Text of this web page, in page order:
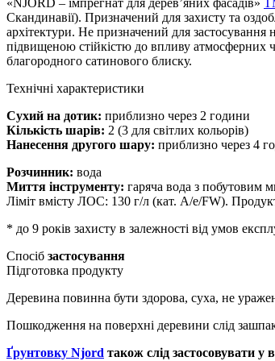
Скандинавії). Призначений для захисту та
архітектури. Не призначений для
підвищеною стійкістю до впливу атмосферних
благородного сатинового блиску.
Технічні характеристики
Сухий на дотик: приблизно через 2 години
Кількість шарів: 2 (3 для світлих кольорів)
Нанесення другого шару: приблизно через 4
Розчинник: вода
Миття інструменту: гаряча вода з побутовим
Ліміт вмісту ЛОС: 130 г/л (кат. A/e/FW).
* до 9 років захисту в залежності від умов
Спосіб застосування
Підготовка продукту
Деревина повинна бути здорова, суха, не
Пошкодження на поверхні деревини слід
Ґрунтовку Njord також слід застосовувати у